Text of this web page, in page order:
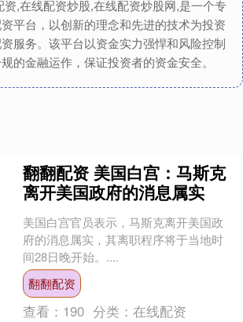
资,在线配资炒股,在线配资炒股网,是一个专
平台，以创新的理念和先进的技术为投资
服务。该平台以资金实力强悍和风险控制
的金融运作，保证投资者的资金安全。
翻翻配资 美国白宫：马斯克
离开美国政府的消息属实
美国白宫官员表示，马斯克离开美国政
府的消息属实，其离职程序将于当地时
间28日晚开始。....
翻翻配资
查看： 190 分类：在线配资